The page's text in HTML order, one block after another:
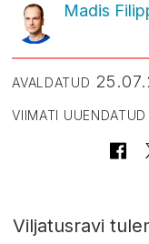
Madis
AVALDATUD
VIIMATI UUENDATUD
Viljatusravi